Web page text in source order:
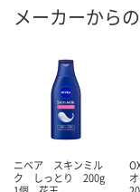
メーカーから
ニベア スキンミル
ク しっとり 200g